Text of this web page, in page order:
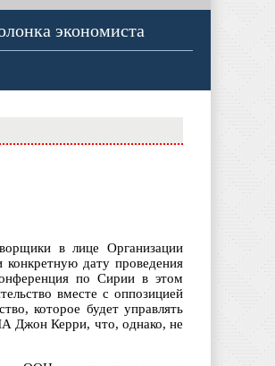
экономиста
в лице Организации
дату проведения
по Сирии в этом
вместе с оппозицией
которое будет управлять
Джон Керри, что, однако, не